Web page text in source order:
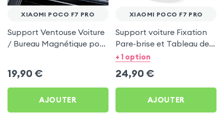
XIAOMI POCO F7 PRO
Support Ventouse Voiture
/ Bureau Magnétique pour
19,90 €
AJOUTER
XIAOMI POCO F7 PRO
Support voiture Fixation
Pare-brise et Tableau de
bord pour Xiaomi Poco F7
+ 1 option
24,90 €
AJOUTER